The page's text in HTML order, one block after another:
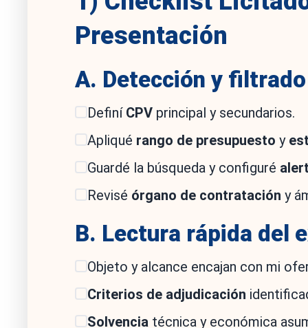
Presentación
A. Detección y
Definí CPVprincipal y secundarios.
Apliqué rango de presupuesto y
Guardé la búsqueda y configuré
Revisé órgano de contratación y
B. Lectura rápida del
Objeto y alcance encajan con mi
Criterios de adjudicación
Solvenciatécnica y económica